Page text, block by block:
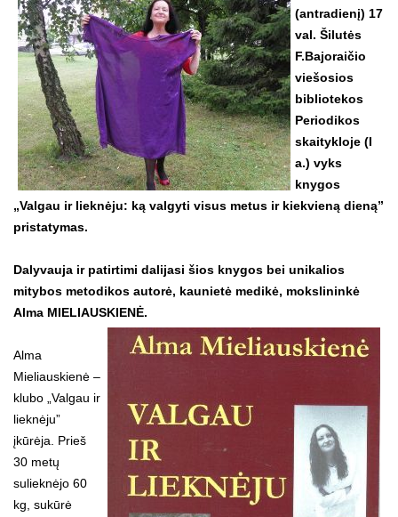
(antradienį) 17
val. Šilutės
F.Bajoraičio
viešosios
bibliotekos
Periodikos
skaitykloje (I
a.) vyks
knygos
„Valgau ir lieknėju: ką valgyti visus metus ir kiekvieną dieną”
pristatymas.
Dalyvauja ir patirtimi dalijasi šios knygos bei unikalios
mitybos metodikos autorė, kaunietė medikė, mokslininkė
Alma MIELIAUSKIENĖ.
Alma
Mieliauskienė –
klubo „Valgau ir
lieknėju”
įkūrėja. Prieš
30 metų
sulieknėjo 60
kg, sukūrė